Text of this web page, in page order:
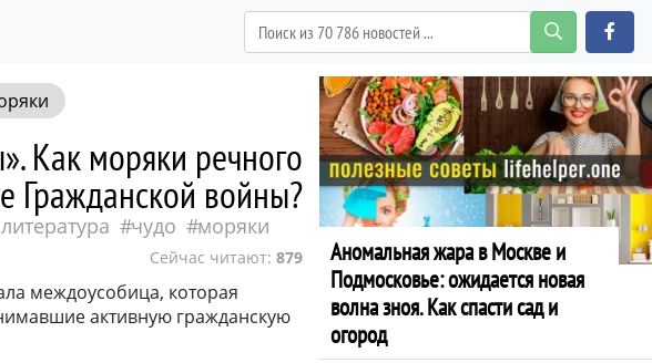
Как моряки речного
войны?
чудо моряки
Сейчас читают: 879
междоусобица, которая
активную гражданскую
Аномальная жара в Москве и
Подмосковье: ожидается новая
волна зноя. Как спасти сад и
огород